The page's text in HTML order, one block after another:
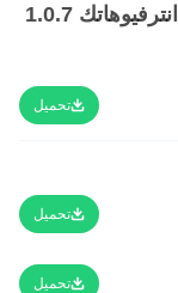
تحميل
تحميل
تحميل